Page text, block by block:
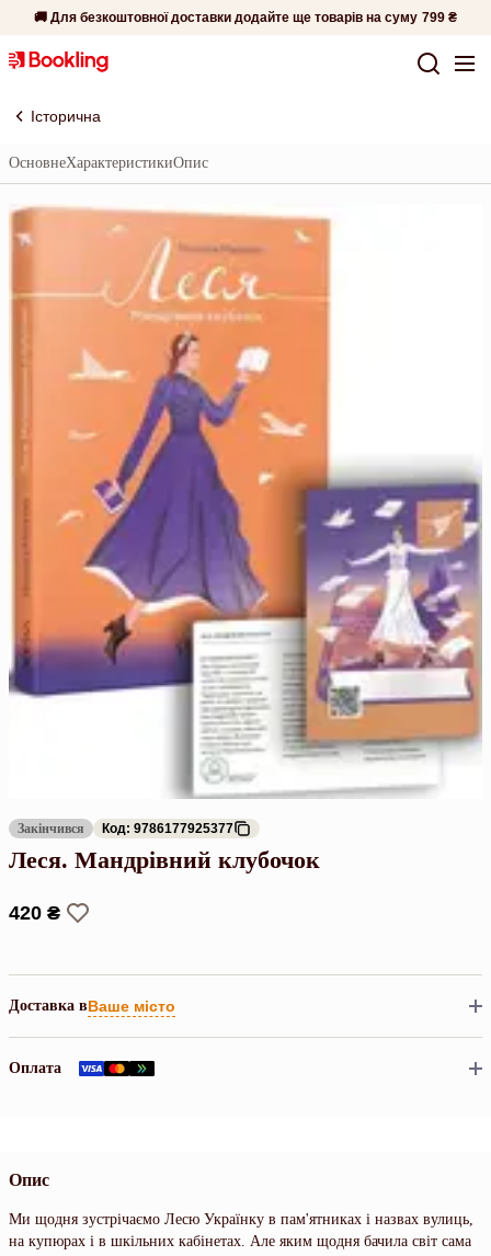
🚚 Для безкоштовної доставки додайте ще товарів на суму 799 ₴
Історична
ОсновнеХарактеристикиОпис
Закінчився Код: 9786177925377
Леся. Мандрівний клубочок
420 ₴
Доставка вВаше місто
Оплата
Опис
Ми щодня зустрічаємо Лесю Українку в пам'ятниках і назвах вулиць,
на купюрах і в шкільних кабінетах. Але яким щодня бачила світ сама